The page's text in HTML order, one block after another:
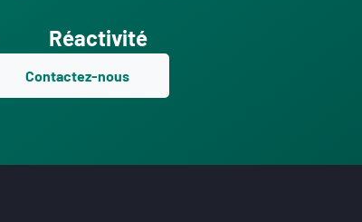
Réactivité
Contactez-nous